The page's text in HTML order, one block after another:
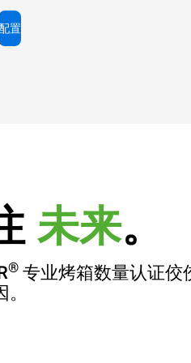
置
未来。
® 专业烤箱数量认证佼
。